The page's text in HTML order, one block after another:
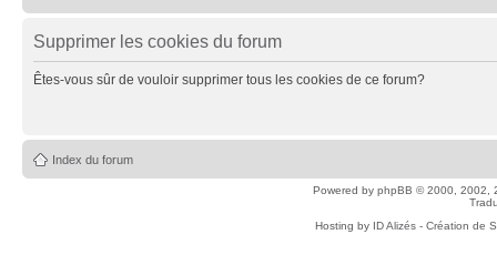
Supprimer les cookies du forum
Êtes-vous sûr de vouloir supprimer tous les cookies de ce forum?
Index du forum
Powered by phpBB © 2000, 2002,
Hosting by ID Alizés - Création de